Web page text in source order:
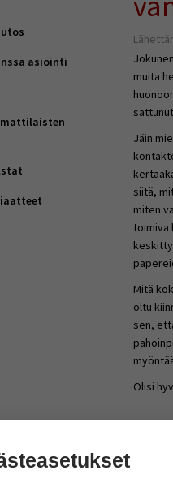
asiointi
muita
Jäin
siitä,
miten
toimiva
Mitä
oltu
sen,
Olisi